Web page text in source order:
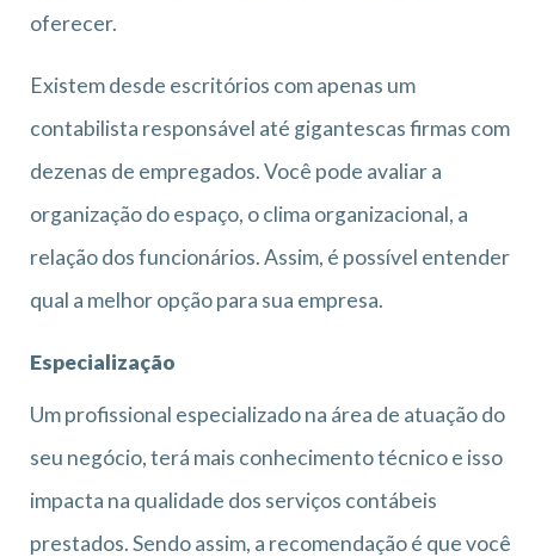
oferecer.
Existem desde escritórios com apenas um
contabilista responsável até gigantescas firmas com
dezenas de empregados. Você pode avaliar a
organização do espaço, o clima organizacional, a
relação dos funcionários. Assim, é possível entender
qual a melhor opção para sua empresa.
Especialização
Um profissional especializado na área de atuação do
seu negócio, terá mais conhecimento técnico e isso
impacta na qualidade dos serviços contábeis
prestados. Sendo assim, a recomendação é que você